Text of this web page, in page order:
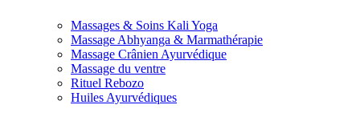
Massages & Soins Kali Yoga
Massage Abhyanga & Marmathérapie
Massage Crânien Ayurvédique
Massage du ventre
Rituel Rebozo
Huiles Ayurvédiques